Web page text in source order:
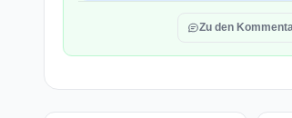
Zu den